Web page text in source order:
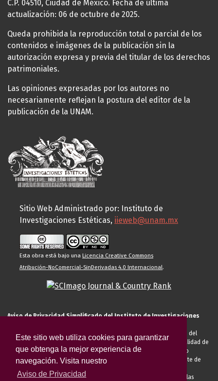
Este sitio web utiliza cookies para garantizar
que obtenga la mejor experiencia de
navegación. Visita nuestro
Aviso de Privacidad
C.P. 04510, Ciudad de México. Fecha de última
actualización: 06 de octubre de 2025.
Queda prohibida la reproducción total o parcial de los
contenidos e imágenes de la publicación sin la
autorización expresa y previa del titular de los derechos
patrimoniales.
Las opiniones expresadas por los autores no
necesariamente reflejan la postura del editor de la
publicación de la UNAM.
Sitio Web Administrado por: Instituto de
Investigaciones Estéticas, iieweb@unam.mx
Esta obra está bajo una Licencia Creative Commons
Atribución-NoComercial-SinDerivadas 4.0 Internacional.
Aviso de Privacidad Simplificado del Instituto de Investigaciones
El Instituto de Investigaciones Estéticas de la UNAM, es responsable del
tratamiento de sus datos personales para el registro de usted en calidad de
alumno, docente, personal de la entidad académica, conferencista o
invitado externo (nacional o extranjero), visitante, proveedor o cliente de
anteriormente descritas u otras aquellas exigidas legalmente o por las